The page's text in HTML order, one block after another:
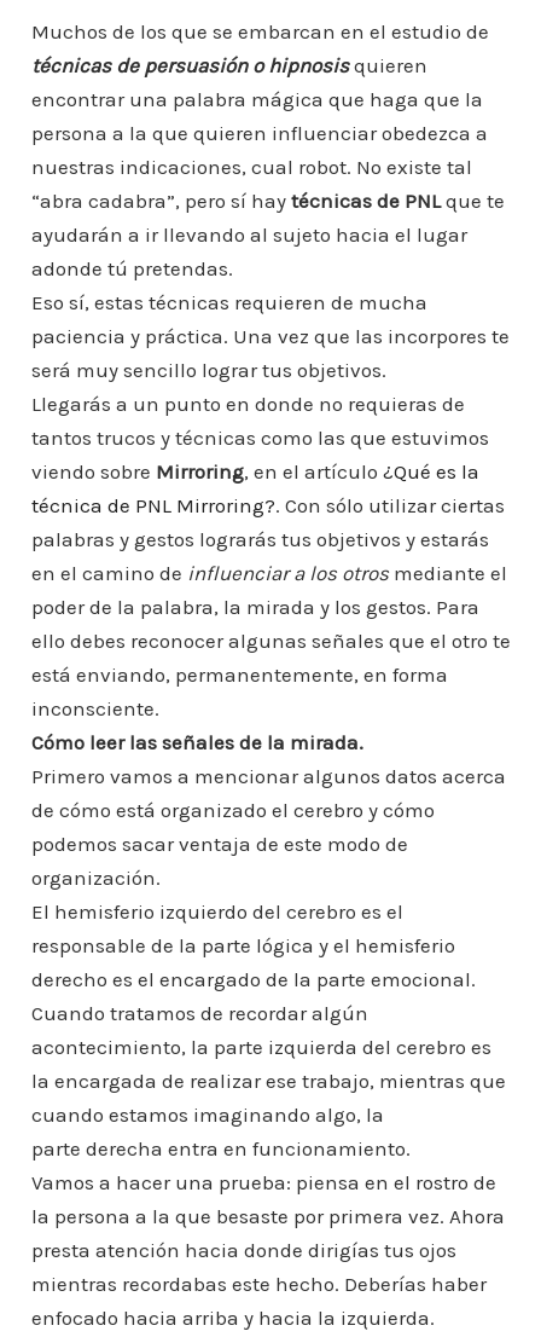
e
b
o
o
k
er l
s
A
p
p
e
st
e
dI
n
a
m
p
ar
ti
r
Muchos de los que se embarcan en el estudio de
técnicas de persuasión o hipnosisquieren
encontrar una palabra mágica que haga que la
persona a la que quieren influenciar obedezca a
nuestras indicaciones, cual robot. No existe tal
“abra cadabra”, pero sí hay técnicas de PNLque te
ayudarán a ir llevando al sujeto hacia el lugar
adonde tú pretendas.
Eso sí, estas técnicas requieren de mucha
paciencia y práctica. Una vez que las incorpores te
será muy sencillo lograr tus objetivos.
Llegarás a un punto en donde no requieras de
tantos trucos y técnicas como las que estuvimos
viendo sobre Mirroring, en el artículo ¿Qué es la
técnica de PNL Mirroring?. Con sólo utilizar ciertas
palabras y gestos lograrás tus objetivos y estarás
en el camino de influenciar a los otrosmediante el
poder de la palabra, la mirada y los gestos. Para
ello debes reconocer algunas señales que el otro te
está enviando, permanentemente, en forma
inconsciente.
Cómo leer las señales de la mirada.
Primero vamos a mencionar algunos datos acerca
de cómo está organizado el cerebro y cómo
podemos sacar ventaja de este modo de
organización.
El hemisferio izquierdo del cerebro es el
responsable de la parte lógica y el hemisferio
derecho es el encargado de la parte emocional.
Cuando tratamos de recordar algún
acontecimiento, la parte izquierda del cerebro es
la encargada de realizar ese trabajo, mientras que
cuando estamos imaginando algo, la
parte derecha entra en funcionamiento.
Vamos a hacer una prueba: piensa en el rostro de
la persona a la que besaste por primera vez. Ahora
presta atención hacia donde dirigías tus ojos
mientras recordabas este hecho. Deberías haber
enfocado hacia arriba y hacia la izquierda.